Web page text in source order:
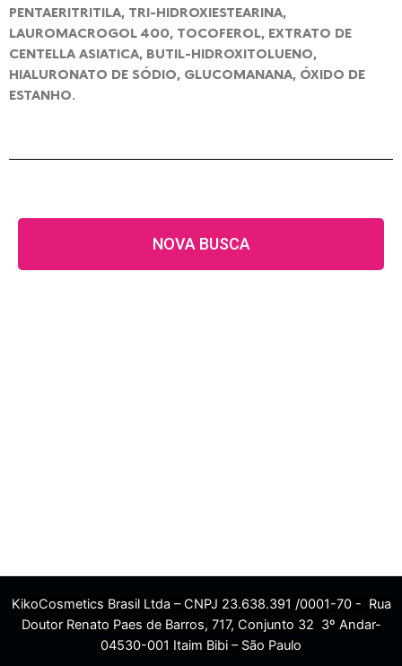
PENTAERITRITILA, TRI-HIDROXIESTEARINA,
LAUROMACROGOL 400, TOCOFEROL, EXTRATO DE
CENTELLA ASIATICA, BUTIL-HIDROXITOLUENO,
HIALURONATO DE SÓDIO, GLUCOMANANA, ÓXIDO DE
ESTANHO.
NOVA BUSCA
KikoCosmetics Brasil Ltda – CNPJ 23.638.391 /0001-70 - Rua
Doutor Renato Paes de Barros, 717, Conjunto 32 3º Andar-
04530-001 Itaim Bibi – São Paulo